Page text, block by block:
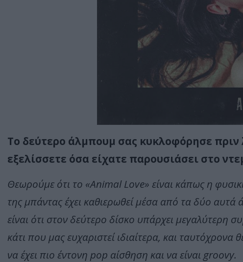
Το δεύτερο άλμπουμ σας κυκλοφόρησε πριν
εξελίσσετε όσα είχατε παρουσιάσει στο
Θεωρούμε ότι το «Animal Love» είναι κάπως η
της μπάντας έχει καθιερωθεί μέσα από τα δύο
είναι ότι στον δεύτερο δίσκο υπάρχει μεγαλύτερη
κάτι που μας ευχαριστεί ιδιαίτερα, και
να έχει πιο έντονη pop αίσθηση και να είναι groovy.